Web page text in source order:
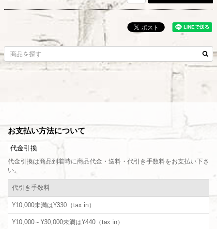
お支払い方法について
代金引換
代金引換は商品到着時に商品代金・送料・代引き手数料をお支払い下さ
い。
代引き手数料
¥10,000未満は¥330（tax in）
¥10,000～¥30,000未満は¥440（tax in）